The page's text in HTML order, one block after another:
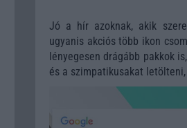
Jó a hír azoknak, akik
ugyanis akciós több ikon
lényegesen drágább pakkok
és a szimpatikusakat